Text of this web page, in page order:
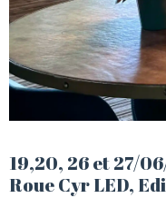
19,20, 26 et 27/
Roue Cyr LED,